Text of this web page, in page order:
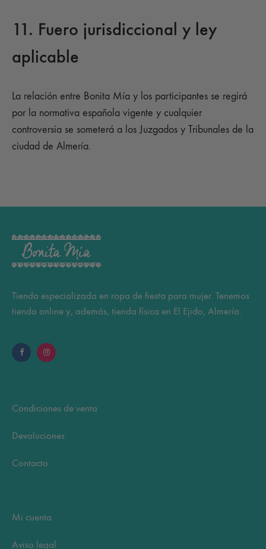
11. Fuero jurisdiccional y ley
aplicable
La relación entre Bonita Mía y los participantes se regirá
por la normativa española vigente y cualquier
controversia se someterá a los Juzgados y Tribunales de la
ciudad de Almería.
Tienda especializada en ropa de fiesta para mujer. Tenemos
tienda online y, además, tienda física en El Ejido, Almería.
Condiciones de venta
Devoluciones
Contacto
Mi cuenta
Aviso legal